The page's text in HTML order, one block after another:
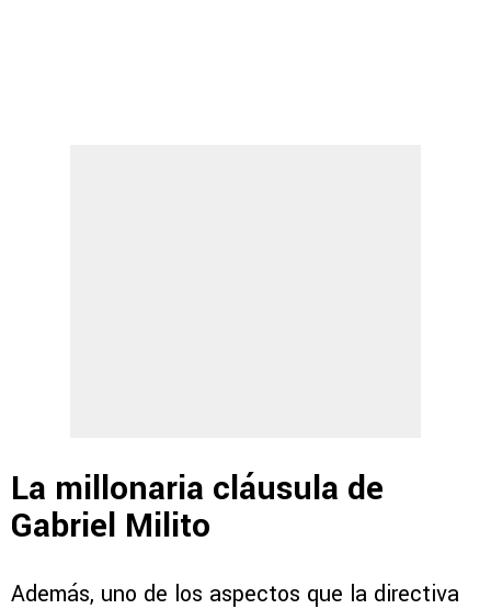
La millonaria cláusula de
Gabriel Milito
Además, uno de los aspectos que la directiva